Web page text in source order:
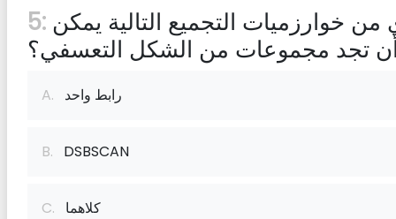
5:
تجد مجموعات من الشكل التعسفي؟
A. رابط واحد
B. DSBSCAN
C. كلاهما